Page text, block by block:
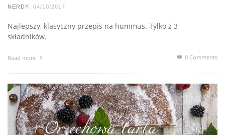
NERDY 04/10/2017
Najlepszy, klasyczny przepis na hummus. Tylko z 3
składników.
Read more 0 Comments